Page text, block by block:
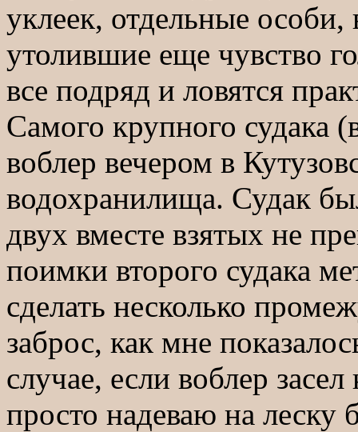
уклеек, отдельные
утолившие еще чувство
все подряд и ловятся
Самого крупного судака
воблер вечером в
водохранилища. Судак
двух вместе взятых не
поимки второго судака
сделать несколько
заброс, как мне
случае, если воблер
просто надеваю на леску